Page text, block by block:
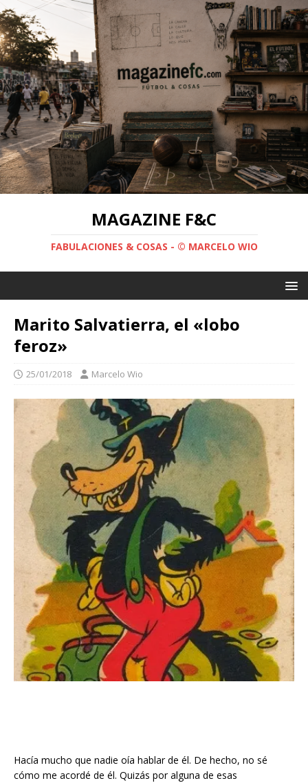
MAGAZINE F&C
FABULACIONES & COSAS - © MARCELO WIO
Marito Salvatierra, el «lobo
feroz»
25/01/2018 Marcelo Wio
Hacía mucho que nadie oía hablar de él. De hecho, no sé
cómo me acordé de él. Quizás por alguna de esas